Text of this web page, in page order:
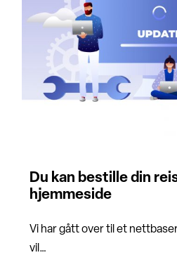
Du kan bestille din
hjemmeside
Vi har gått over til et
vil…